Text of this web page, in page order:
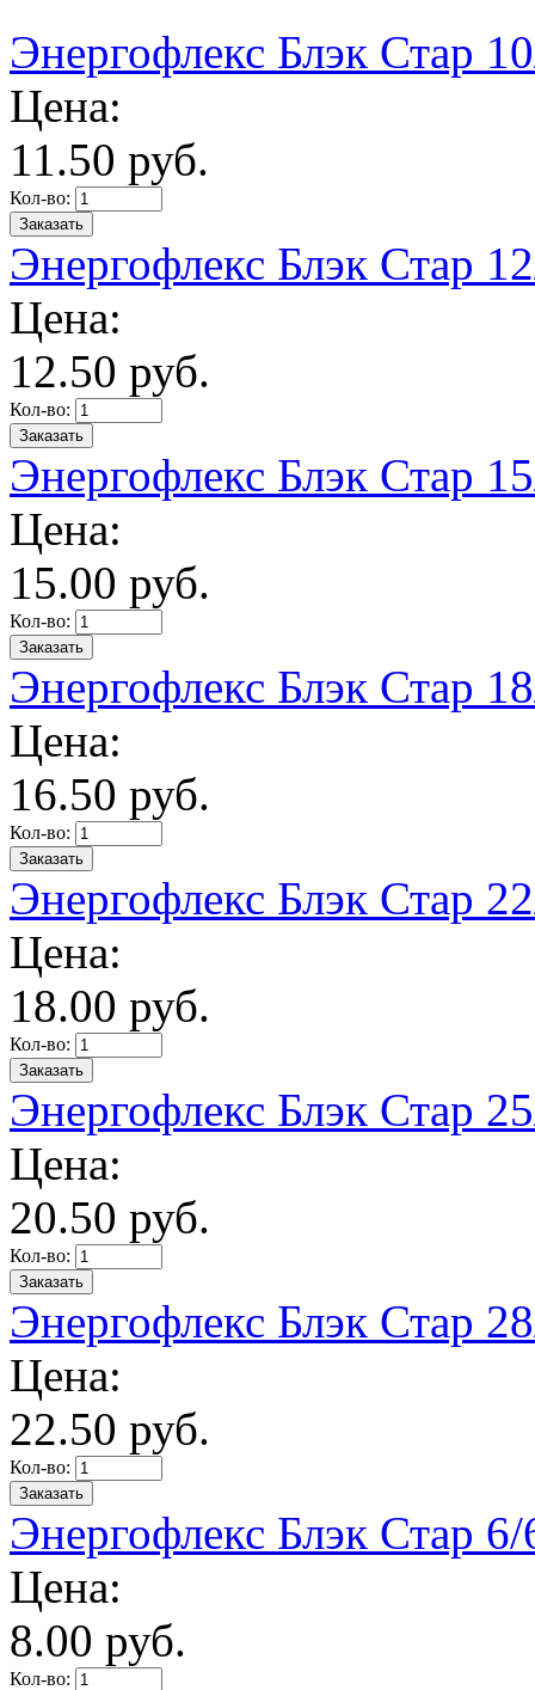
Энергофлекс Блэк Стар
Цена:
11.50 руб.
Кол-во:
Энергофлекс Блэк Стар
Цена:
12.50 руб.
Кол-во:
Энергофлекс Блэк Стар
Цена:
15.00 руб.
Кол-во:
Энергофлекс Блэк Стар
Цена:
16.50 руб.
Кол-во:
Энергофлекс Блэк Стар
Цена:
18.00 руб.
Кол-во:
Энергофлекс Блэк Стар
Цена:
20.50 руб.
Кол-во:
Энергофлекс Блэк Стар
Цена:
22.50 руб.
Кол-во:
Энергофлекс Блэк Стар
Цена:
8.00 руб.
Кол-во: